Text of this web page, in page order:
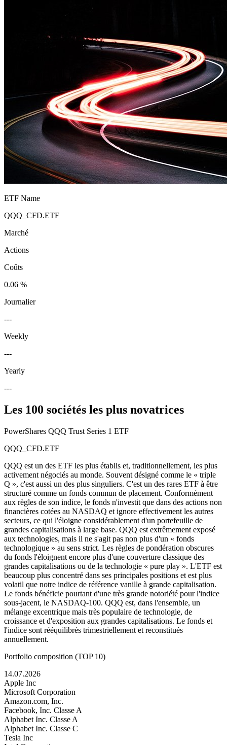
ETF Name
QQQ_CFD.ETF
Marché
Actions
Coûts
0.06 %
Journalier
---
Weekly
---
Yearly
---
Les 100 sociétés les plus novatrices
PowerShares QQQ Trust Series 1 ETF
QQQ_CFD.ETF
QQQ est un des ETF les plus établis et, traditionnellement, les plus
activement négociés au monde. Souvent désigné comme le « triple
Q », c'est aussi un des plus singuliers. C'est un des rares ETF à être
structuré comme un fonds commun de placement. Conformément
aux règles de son indice, le fonds n'investit que dans des actions non
financières cotées au NASDAQ et ignore effectivement les autres
secteurs, ce qui l'éloigne considérablement d'un portefeuille de
grandes capitalisations à large base. QQQ est extrêmement exposé
aux technologies, mais il ne s'agit pas non plus d'un « fonds
technologique » au sens strict. Les règles de pondération obscures
du fonds l'éloignent encore plus d'une couverture classique des
grandes capitalisations ou de la technologie « pure play ». L'ETF est
beaucoup plus concentré dans ses principales positions et est plus
volatil que notre indice de référence vanille à grande capitalisation.
Le fonds bénéficie pourtant d'une très grande notoriété pour l'indice
sous-jacent, le NASDAQ-100. QQQ est, dans l'ensemble, un
mélange excentrique mais très populaire de technologie, de
croissance et d'exposition aux grandes capitalisations. Le fonds et
l'indice sont rééquilibrés trimestriellement et reconstitués
annuellement.
Portfolio composition (TOP 10)
14.07.2026
Apple Inc
Microsoft Corporation
Amazon.com, Inc.
Facebook, Inc. Classe A
Alphabet Inc. Classe A
Alphabet Inc. Classe C
Tesla Inc